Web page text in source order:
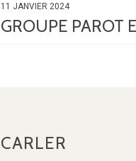
11 JANVIER 2024
GROUPE PAROT
CARLER